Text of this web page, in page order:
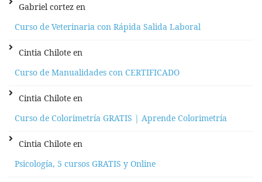
Gabriel cortez en
Curso de Veterinaria con Rápida Salida Laboral
Cintia Chilote en
Curso de Manualidades con CERTIFICADO
Cintia Chilote en
Curso de Colorimetría GRATIS | Aprende Colorimetría
Cintia Chilote en
Psicología, 5 cursos GRATIS y Online